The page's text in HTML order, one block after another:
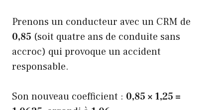
Prenons un conducteur avec un CRM de
0,85 (soit quatre ans de conduite sans
accroc) qui provoque un accident
responsable.
Son nouveau coefficient : 0,85 × 1,25 =